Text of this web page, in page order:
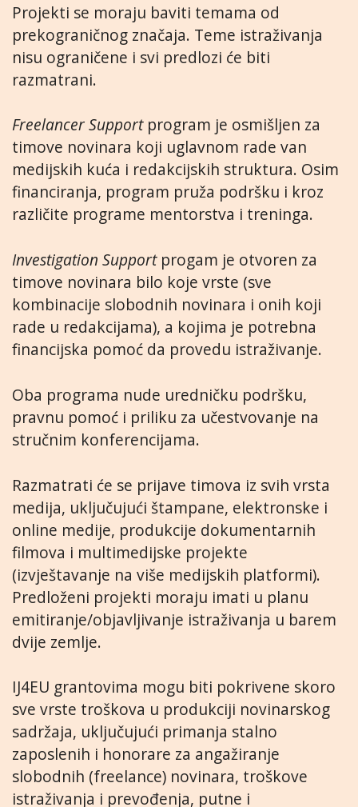
Projekti se moraju baviti temama od
prekograničnog značaja. Teme istraživanja
nisu ograničene i svi predlozi će biti
razmatrani.
Freelancer Supportprogram je osmišljen za
timove novinara koji uglavnom rade van
medijskih kuća i redakcijskih struktura. Osim
financiranja, program pruža podršku i kroz
različite programe mentorstva i treninga.
Investigation Supportprogam je otvoren za
timove novinara bilo koje vrste (sve
kombinacije slobodnih novinara i onih koji
rade u redakcijama), a kojima je potrebna
financijska pomoć da provedu istraživanje.
Oba programa nude uredničku podršku,
pravnu pomoć i priliku za učestvovanje na
stručnim konferencijama.
Razmatrati će se prijave timova iz svih vrsta
medija, uključujući štampane, elektronske i
online medije, produkcije dokumentarnih
filmova i multimedijske projekte
(izvještavanje na više medijskih platformi).
Predloženi projekti moraju imati u planu
emitiranje/objavljivanje istraživanja u barem
dvije zemlje.
IJ4EU grantovima mogu biti pokrivene skoro
sve vrste troškova u produkciji novinarskog
sadržaja, uključujući primanja stalno
zaposlenih i honorare za angažiranje
slobodnih (freelance) novinara, troškove
istraživanja i prevođenja, putne i